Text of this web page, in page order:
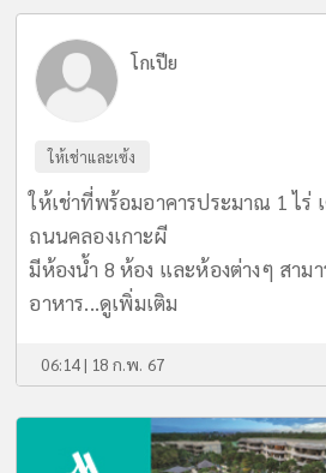
โกเปีย
ให้เช่าและเซ้ง
ให้เช่าที่พร้อมอาคารประมาณ 1 ไร่
ถนนคลองเกาะผี
มีห้องน้ำ 8 ห้อง และห้องต่างๆ สาม
อาหาร...ดูเพิ่มเติม
06:14 | 18 ก.พ. 67